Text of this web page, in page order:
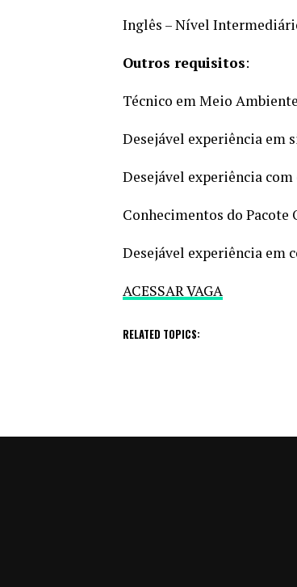
Inglês – Nível
Outros requisitos:
Técnico em Meio
Desejável experiência em
Desejável experiência
Conhecimentos do Pacote
Desejável experiência em
ACESSAR VAGA
RELATED TOPICS: